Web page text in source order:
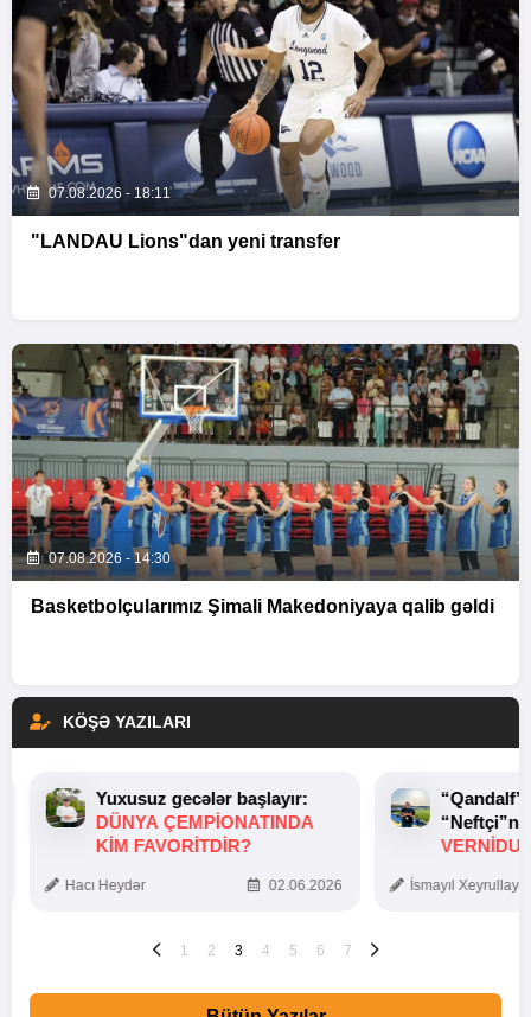
07.08.2026 - 18:11
"LANDAU Lions"dan yeni transfer
07.08.2026 - 14:30
Basketbolçularımız Şimali Makedoniyaya qalib gəldi
KÖŞƏ YAZILARI
Yuxusuz gecələr başlayır:
DÜNYA ÇEMPIONATINDA
KIM FAVORITDIR?
Hacı Heydər 02.06.2026 İsmayıl
1 2 3 4 5 6 7